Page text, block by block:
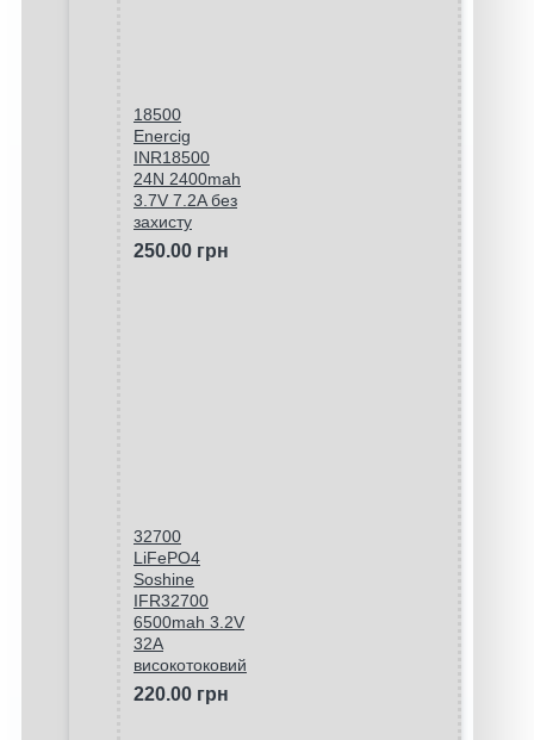
18500
Enercig
INR18500
24N 2400mah
3.7V 7.2A без
захисту
250.00 грн
32700
LiFePO4
Soshine
IFR32700
6500mah 3.2V
32A
високотоковий
220.00 грн